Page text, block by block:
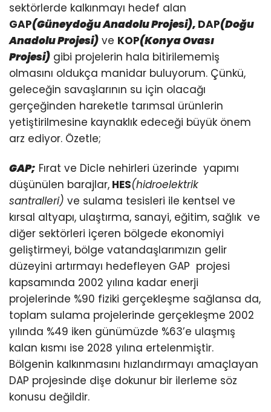
sektörlerde kalkınmayı hedef alan
GAP(Güneydoğu Anadolu Projesi), DAP(Doğu
Anadolu Projesi) ve KOP(Konya Ovası
Projesi) gibi projelerin hala bitirilememiş
olmasını oldukça manidar buluyorum. Çünkü,
geleceğin savaşlarının su için olacağı
gerçeğinden hareketle tarımsal ürünlerin
yetiştirilmesine kaynaklık edeceği büyük önem
arz ediyor. Özetle;
GAP; Fırat ve Dicle nehirleri üzerinde yapımı
düşünülen barajlar, HES(hidroelektrik
santralleri) ve sulama tesisleri ile kentsel ve
kırsal altyapı, ulaştırma, sanayi, eğitim, sağlık ve
diğer sektörleri içeren bölgede ekonomiyi
geliştirmeyi, bölge vatandaşlarımızın gelir
düzeyini artırmayı hedefleyen GAP projesi
kapsamında 2002 yılına kadar enerji
projelerinde %90 fiziki gerçekleşme sağlansa da,
toplam sulama projelerinde gerçekleşme 2002
yılında %49 iken günümüzde %63’e ulaşmış
kalan kısmı ise 2028 yılına ertelenmiştir.
Bölgenin kalkınmasını hızlandırmayı amaçlayan
DAP projesinde dişe dokunur bir ilerleme söz
konusu değildir.